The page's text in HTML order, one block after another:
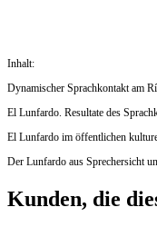
Inhalt:
Dynamischer Sprachkontakt am
El Lunfardo. Resultate des
El Lunfardo im öffentlichen
Der Lunfardo aus Sprechersicht
Kunden, die